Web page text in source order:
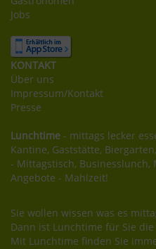
Jobs
KONTAKT
Über uns
Impressum/Kontakt
Presse
Lunchtime - mittags lecker
Kantine, Gaststätte,
- Mittagstisch, Businesslunch,
Angebote - Mahlzeit!
Sie wollen wissen was es
Dann ist Lunchtime für Sie
Mit Lunchtime finden Sie